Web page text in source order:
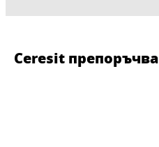
Ceresit препоръчва